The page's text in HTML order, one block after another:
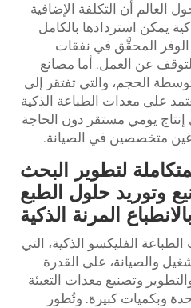
العالم أن التكلفة الإضافية
يمكن استردادها بالكامل
المحقَّق في نفقات
عن العمل. أما مصانع
الحجم، والتي تفتقر إلى
على معدات الطباعة الذكية
يومي مستقر دون الحاجة
متخصصين في الصيانة.
لتطوير البحث
وتوريد حلول الطبع
بالانطباع المرنة الذكية
الطباعة الفليكسو الذكية، التي
والصيانة، على القدرة
وتصنيع معدات التعبئة
وبكميات كبيرة. وتُطور